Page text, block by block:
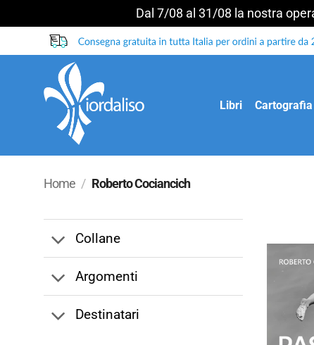
Dal 7/08 al 31/08 la nostra
ai
Libri Cartografia
Home / Roberto Cociancich
Collane
Argomenti
Destinatari